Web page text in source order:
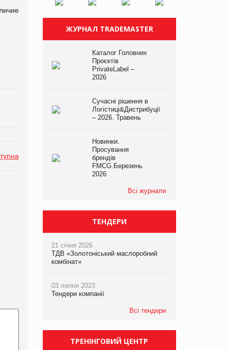
ЖУРНАЛ TRADEMASTER
Каталог Головних
Проєктів
PrivateLabel –
2026
Сучасні рішення в
Логістиці&Дистрибуції
– 2026. Травень
Новинки.
Просування
брендів
FMCG.Березень
2026
Всі журнали
ТЕНДЕРИ
21 січня 2026
ТДВ «Золотоніський маслоробний
комбінат»
03 липня 2023
Тендери компанії
Всі тендери
ТРЕНІНГОВИЙ ЦЕНТР